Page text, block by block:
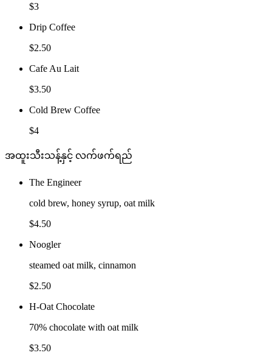
$3
Drip Coffee
$2.50
Cafe Au Lait
$3.50
Cold Brew Coffee
$4
အထူးသီးသန့်နှင့် လက်ဖက်ရည်
The Engineer
cold brew, honey syrup, oat milk
$4.50
Noogler
steamed oat milk, cinnamon
$2.50
H-Oat Chocolate
70% chocolate with oat milk
$3.50